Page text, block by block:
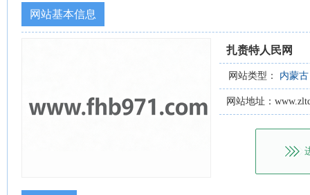
网站基本信息
扎赉特人民网
网站类型： 内蒙古
网站地址：